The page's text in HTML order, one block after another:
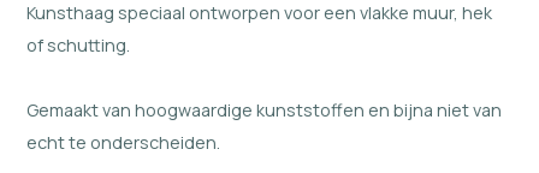
Kunsthaag speciaal ontworpen voor een vlakke muur, hek
of schutting.
Gemaakt van hoogwaardige kunststoffen en bijna niet van
echt te onderscheiden.